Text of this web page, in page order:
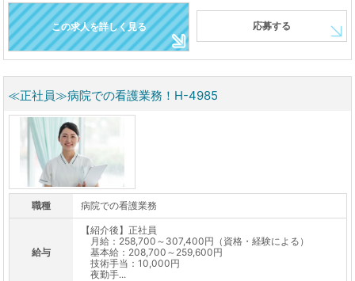
この求人を詳しく見る 応募する
≪正社員≫病院での看護業務！H-4985
職種 病院での看護業務
給与
【紹介後】正社員
月給：258,700～307,400円（資格・経験による）
基本給：208,700～259,600円
技術手当：10,000円
夜勤手...